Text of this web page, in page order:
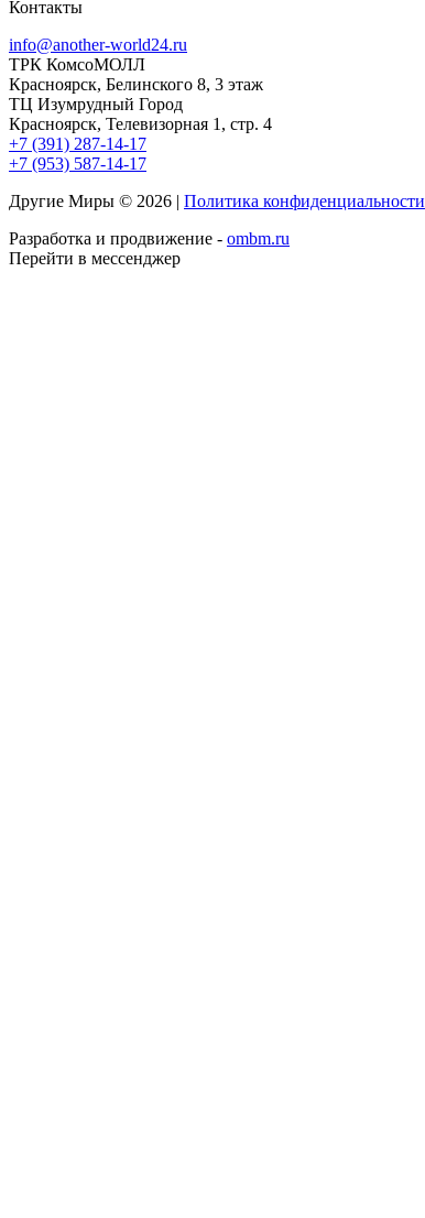
Контакты
info@another-world24.ru
ТРК КомсоМОЛЛ
Красноярск, Белинского 8, 3 этаж
ТЦ Изумрудный Город
Красноярск, Телевизорная 1, стр. 4
+7 (391) 287-14-17
+7 (953) 587-14-17
Другие Миры © 2026 | Политика конфиденциальности
Разработка и продвижение - ombm.ru
Перейти в мессенджер